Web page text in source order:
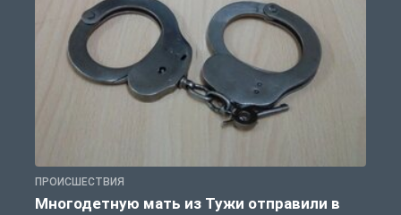
ПРОИСШЕСТВИЯ
Многодетную мать из Тужи отправили в